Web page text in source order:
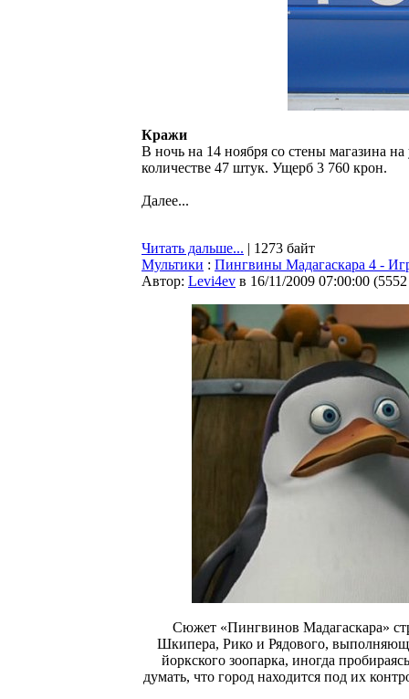
Кражи
В ночь на 14 ноября со стены магазина
количестве 47 штук. Ущерб 3 760 крон.
Далее...
Читать дальше... | 1273 байт
Мультики : Пингвины Мадагаскара 4 -
Автор: Levi4ev в 16/11/2009 07:00:00 (
Сюжет «Пингвинов Мадагаскара»
Шкипера, Рико и Рядового,
йоркского зоопарка, иногда
думать, что город находится под их